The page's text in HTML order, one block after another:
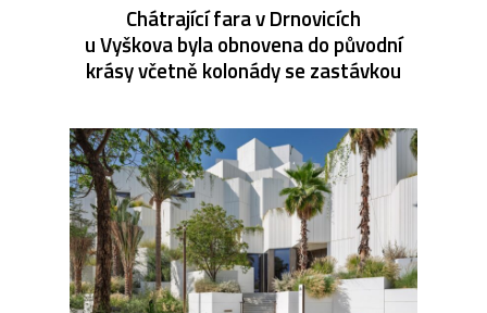
Chátrající fara v Drnovicích
u Vyškova byla obnovena do původní
krásy včetně kolonády se zastávkou